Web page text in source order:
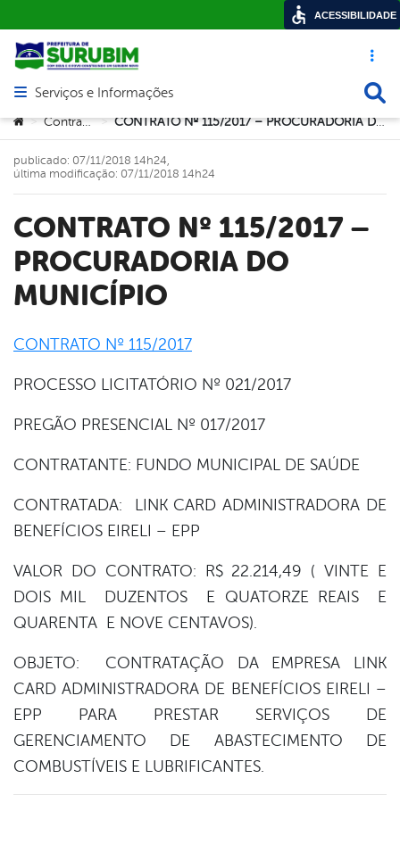
Acesso
Abrir menu principal de navegação
Serviços e Informações
Você está aqui:
> Contratos > CONTRATO Nº 115/2017 – PROCURADORIA DO MUNICÍPIO
CONTRATO Nº 115/2017 –
PROCURADORIA DO
MUNICÍPIO
publicado: 07/11/2018 14h24,
última modificação: 07/11/2018 14h24
CONTRATO Nº 115/2017
PROCESSO LICITATÓRIO Nº 021/2017
PREGÃO PRESENCIAL Nº 017/2017
CONTRATANTE: FUNDO MUNICIPAL DE SAÚDE
CONTRATADA: LINK CARD ADMINISTRADORA DE
BENEFÍCIOS EIRELI – EPP
VALOR DO CONTRATO: R$ 22.214,49 ( VINTE E
DOIS MIL DUZENTOS E QUATORZE REAIS E
QUARENTA E NOVE CENTAVOS).
OBJETO: CONTRATAÇÃO DA EMPRESA LINK
CARD ADMINISTRADORA DE BENEFÍCIOS EIRELI –
EPP PARA PRESTAR SERVIÇOS DE
GERENCIAMENTO DE ABASTECIMENTO DE
COMBUSTÍVEIS E LUBRIFICANTES.
ACESSIBILIDADE